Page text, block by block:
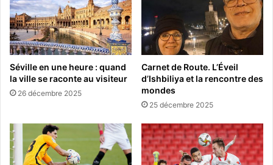
Séville en une heure : quand
la ville se raconte au visiteur
26 décembre 2025
Carnet de Route. ​L’Éveil
d’Ishbiliya et la rencontre des
mondes
25 décembre 2025